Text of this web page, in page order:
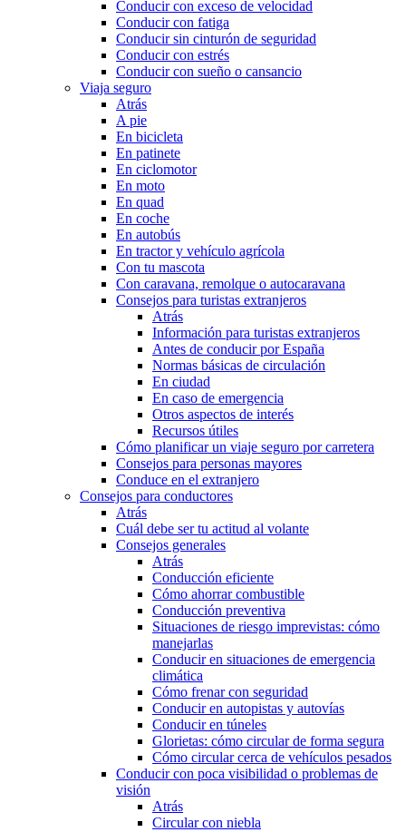
Conducir con exceso de velocidad
Conducir con fatiga
Conducir sin cinturón de seguridad
Conducir con estrés
Conducir con sueño o cansancio
Viaja seguro
Atrás
A pie
En bicicleta
En patinete
En ciclomotor
En moto
En quad
En coche
En autobús
En tractor y vehículo agrícola
Con tu mascota
Con caravana, remolque o autocaravana
Consejos para turistas extranjeros
Atrás
Información para turistas extranjeros
Antes de conducir por España
Normas básicas de circulación
En ciudad
En caso de emergencia
Otros aspectos de interés
Recursos útiles
Cómo planificar un viaje seguro por carretera
Consejos para personas mayores
Conduce en el extranjero
Consejos para conductores
Atrás
Cuál debe ser tu actitud al volante
Consejos generales
Atrás
Conducción eficiente
Cómo ahorrar combustible
Conducción preventiva
Situaciones de riesgo imprevistas: cómo
manejarlas
Conducir en situaciones de emergencia
climática
Cómo frenar con seguridad
Conducir en autopistas y autovías
Conducir en túneles
Glorietas: cómo circular de forma segura
Cómo circular cerca de vehículos pesados
Conducir con poca visibilidad o problemas de
visión
Atrás
Circular con niebla